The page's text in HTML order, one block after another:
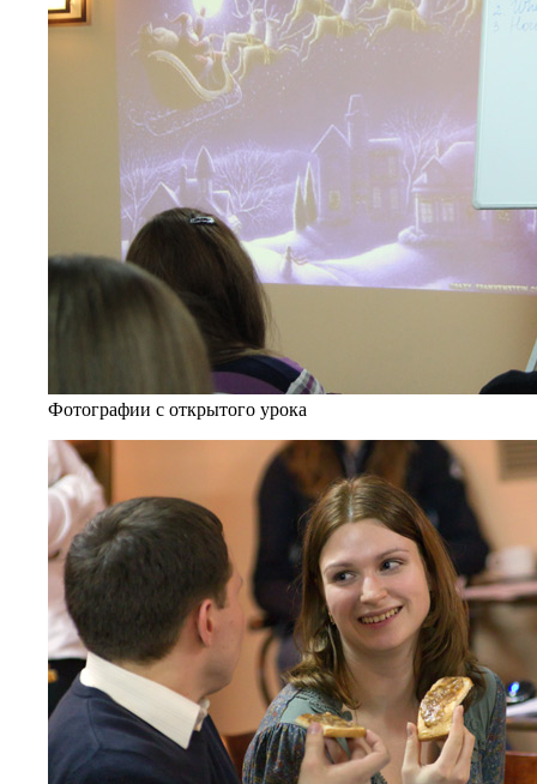
Фотографии с открытого урока